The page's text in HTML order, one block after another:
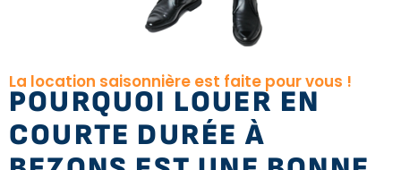
La location saisonnière est faite pour vous !
POURQUOI LOUER EN
COURTE DURÉE À